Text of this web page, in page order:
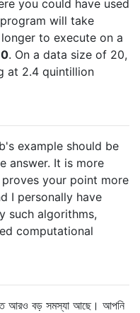
you could have used
will take
to execute on a
. On a data size of 20,
at 2.4 quintillion
example should be
answer. It is more
your point more
I personally have
such algorithms,
computational
আরও বড় সমস্যা আছে। আপনি